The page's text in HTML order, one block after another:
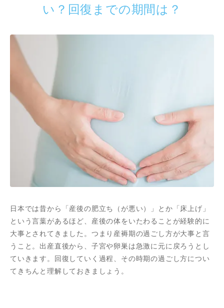
い？回復までの期間は？
日本では昔から「産後の肥立ち（が悪い）」とか「床上げ」
という言葉があるほど、産後の体をいたわることが経験的に
大事とされてきました。つまり産褥期の過ごし方が大事と言
うこと。出産直後から、子宮や卵巣は急激に元に戻ろうとし
ていきます。回復していく過程、その時期の過ごし方につい
てきちんと理解しておきましょう。